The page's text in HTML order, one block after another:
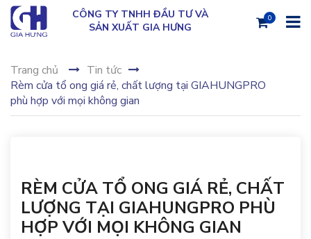
CÔNG TY TNHH ĐẦU TƯ VÀ
SẢN XUẤT GIA HƯNG
0
Trang chủ
Tin tức
Rèm cửa tổ ong giá rẻ, chất lượng tại GIAHUNGPRO
phù hợp với mọi không gian
RÈM CỬA TỔ ONG GIÁ RẺ, CHẤT
LƯỢNG TẠI GIAHUNGPRO PHÙ
HỢP VỚI MỌI KHÔNG GIAN